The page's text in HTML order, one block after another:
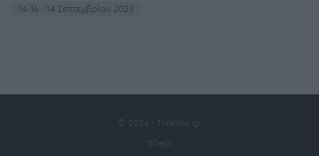
14:16 - 14 Σεπτεμβρίου 2023
© 2026 - Timeline.gr
ItDept